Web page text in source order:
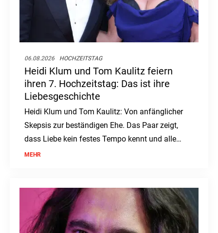
06.08.2026 HOCHZEITSTAG
Heidi Klum und Tom Kaulitz feiern
ihren 7. Hochzeitstag: Das ist ihre
Liebesgeschichte
Heidi Klum und Tom Kaulitz: Von anfänglicher
Skepsis zur beständigen Ehe. Das Paar zeigt,
dass Liebe kein festes Tempo kennt und alle
Zweifel überdauern kann.
MEHR